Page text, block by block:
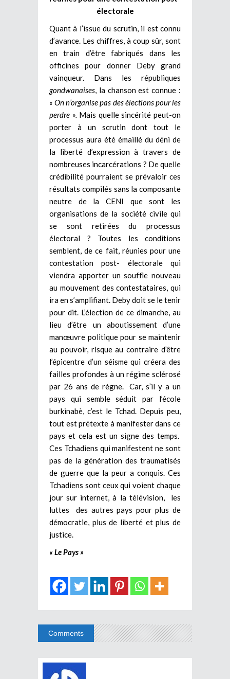
électorale
Quant à l’issue du scrutin, il est connu
d’avance. Les chiffres, à coup sûr, sont
en train d’être fabriqués dans les
officines pour donner Deby grand
vainqueur. Dans les républiques
gondwanaises, la chanson est connue :
« On n’organise pas des élections pour les
perdre ». Mais quelle sincérité peut-on
porter à un scrutin dont tout le
processus aura été émaillé du déni de
la liberté d’expression à travers de
nombreuses incarcérations ? De quelle
crédibilité pourraient se prévaloir ces
résultats compilés sans la composante
neutre de la CENI que sont les
organisations de la société civile qui
se sont retirées du processus
électoral ? Toutes les conditions
semblent, de ce fait, réunies pour une
contestation post- électorale qui
viendra apporter un souffle nouveau
au mouvement des contestataires, qui
ira en s’amplifiant. Deby doit se le tenir
pour dit. L’élection de ce dimanche, au
lieu d’être un aboutissement d’une
manœuvre politique pour se maintenir
au pouvoir, risque au contraire d’être
l’épicentre d’un séisme qui créera des
failles profondes à un régime sclérosé
par 26 ans de règne. Car, s’il y a un
pays qui semble séduit par l’école
burkinabè, c’est le Tchad. Depuis peu,
tout est prétexte à manifester dans ce
pays et cela est un signe des temps.
Ces Tchadiens qui manifestent ne sont
pas de la génération des traumatisés
de guerre que la peur a conquis. Ces
Tchadiens sont ceux qui voient chaque
jour sur internet, à la télévision, les
luttes des autres pays pour plus de
démocratie, plus de liberté et plus de
justice.
« Le Pays »
Comments